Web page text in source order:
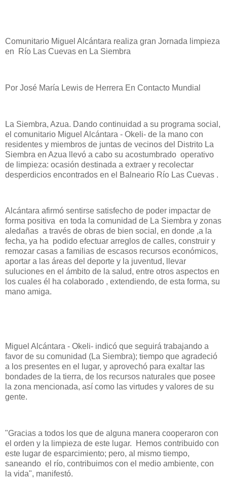
Comunitario Miguel Alcántara realiza gran Jornada limpieza
en Río Las Cuevas en La Siembra
Por José María Lewis de Herrera En Contacto Mundial
La Siembra, Azua. Dando continuidad a su programa social,
el comunitario Miguel Alcántara - Okeli- de la mano con
residentes y miembros de juntas de vecinos del Distrito La
Siembra en Azua llevó a cabo su acostumbrado operativo
de limpieza: ocasión destinada a extraer y recolectar
desperdicios encontrados en el Balneario Río Las Cuevas .
Alcántara afirmó sentirse satisfecho de poder impactar de
forma positiva en toda la comunidad de La Siembra y zonas
aledañas a través de obras de bien social, en donde ,a la
fecha, ya ha podido efectuar arreglos de calles, construir y
remozar casas a familias de escasos recursos económicos,
aportar a las áreas del deporte y la juventud, llevar
suluciones en el ámbito de la salud, entre otros aspectos en
los cuales él ha colaborado , extendiendo, de esta forma, su
mano amiga.
Miguel Alcántara - Okeli- indicó que seguirá trabajando a
favor de su comunidad (La Siembra); tiempo que agradeció
a los presentes en el lugar, y aprovechó para exaltar las
bondades de la tierra, de los recursos naturales que posee
la zona mencionada, así como las virtudes y valores de su
gente.
"Gracias a todos los que de alguna manera cooperaron con
el orden y la limpieza de este lugar. Hemos contribuido con
este lugar de esparcimiento; pero, al mismo tiempo,
saneando el río, contribuimos con el medio ambiente, con
la vida", manifestó.